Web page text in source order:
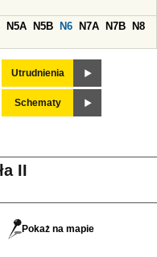
N5A N5B N6 N7A N7B
N8
Utrudnienia
Schematy
II
Pokaż na mapie